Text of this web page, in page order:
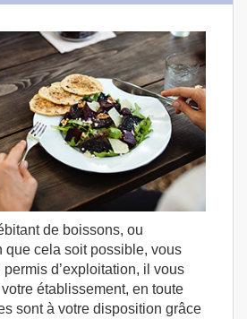
de boissons, ou
que cela soit possible, vous
permis d’exploitation, il vous
votre établissement, en toute
sont à votre disposition grâce